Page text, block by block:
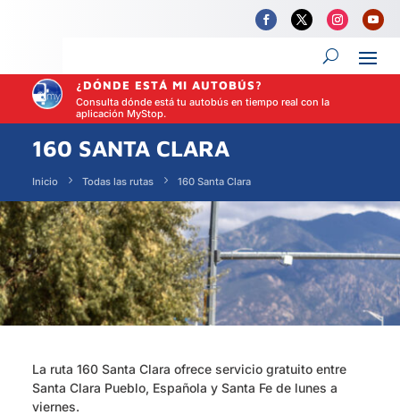
¿DÓNDE ESTÁ MI AUTOBÚS?
Consulta dónde está tu autobús en tiempo real con la
aplicación MyStop.
160 SANTA CLARA
Inicio Todas las rutas 160 Santa Clara
La ruta 160 Santa Clara ofrece servicio gratuito entre
Santa Clara Pueblo, Española y Santa Fe de lunes a
viernes.